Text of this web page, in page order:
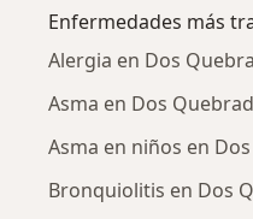
Enfermedades más
Alergia en Dos
Asma en Dos
Asma en niños en
Bronquiolitis en Dos